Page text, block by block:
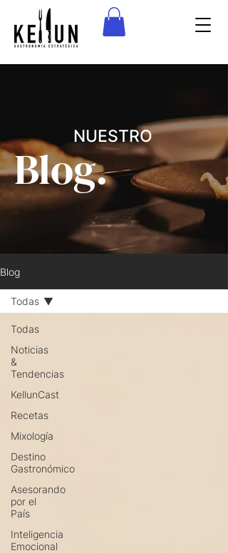
NUESTRO
Blog.
Blog
Todas
Noticias
&
Tendencias
KellunCast
Recetas
Mixología
Destino
Gastronómico
Asesorando
por el
País
Inteligencia
Emocional
Todas